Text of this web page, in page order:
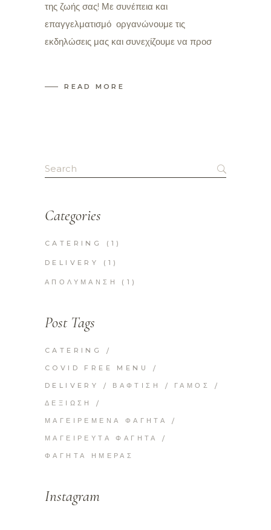
της ζωής σας! Με συνέπεια και
επαγγελματισμό οργανώνουμε τις
εκδηλώσεις μας και συνεχίζουμε να προσ
READ MORE
Search
for:
Categories
CATERING (1)
DELIVERY (1)
ΑΠΟΛΎΜΑΝΣΗ (1)
Post Tags
CATERING
COVID FREE MENU
DELIVERY ΒΆΦΤΙΣΗ ΓΆΜΟΣ
ΔΕΞΊΩΣΗ
ΜΑΓΕΙΡΕΜΈΝΑ ΦΑΓΗΤΆ
ΜΑΓΕΙΡΕΥΤΆ ΦΑΓΗΤΑ
ΦΑΓΗΤΆ ΗΜΈΡΑΣ
Instagram